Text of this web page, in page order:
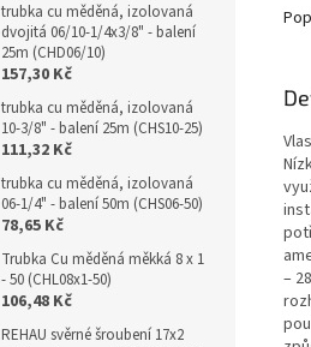
trubka cu měděná, izolovaná
dvojitá 06/10-1/4x3/8" - balení
25m (CHD06/10)
157,30 Kč
trubka cu měděná, izolovaná
10-3/8" - balení 25m (CHS10-25)
111,32 Kč
trubka cu měděná, izolovaná
06-1/4" - balení 50m (CHS06-50)
78,65 Kč
Trubka Cu měděná měkká 8 x 1
- 50 (CHL08x1-50)
106,48 Kč
REHAU svěrné šroubení 17x2
–